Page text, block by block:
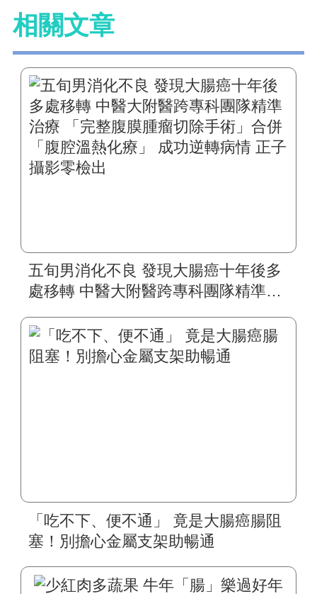
相關文章
五旬男消化不良 發現大腸癌十年後多
處移轉 中醫大附醫跨專科團隊精準治
「腹腔溫熱化療」 成功逆轉病情 正子
攝影零檢出
「吃不下、便不通」 竟是大腸癌腸阻
塞！別擔心金屬支架助暢通